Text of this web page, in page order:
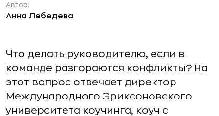
Автор:
Анна Лебедева
Что делать руководителю, если в
команде разгораются конфликты? На
этот вопрос отвечает директор
Международного Эриксоновского
университета коучинга, коуч с